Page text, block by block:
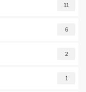
11
6
2
1